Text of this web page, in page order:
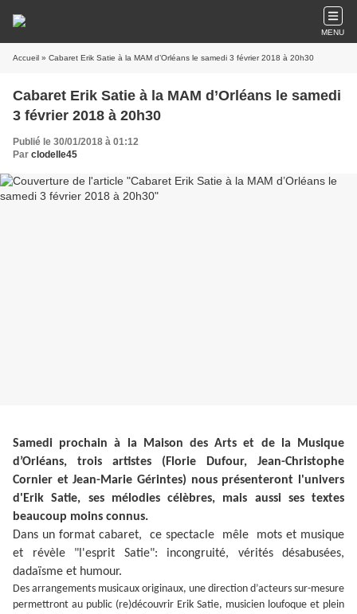
MENU
Accueil » Cabaret Erik Satie à la MAM d’Orléans le samedi 3 février 2018 à 20h30
Cabaret Erik Satie à la MAM d’Orléans le samedi
3 février 2018 à 20h30
Publié le 30/01/2018 à 01:12
Par clodelle45
Samedi prochain à la Maison des Arts et de la Musique
d’Orléans, trois artistes (Florie Dufour, Jean-Christophe
Cornier et Jean-Marie Gérintes) nous présenteront l'univers
d'Erik Satie, ses mélodies célèbres, mais aussi ses textes
beaucoup moins connus.
Dans un format cabaret, ce spectacle mêle mots et musique
et révèle "l'esprit Satie": incongruité, vérités désabusées,
dadaïsme et humour.
Des arrangements musicaux originaux, une direction d’acteurs sur-mesure
permettront au public (re)découvrir Erik Satie, musicien loufoque et plein